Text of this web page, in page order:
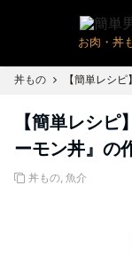
お肉・丼
丼もの 【簡単レシ
【簡単レシ
ーモン丼』の
丼もの, 魚介